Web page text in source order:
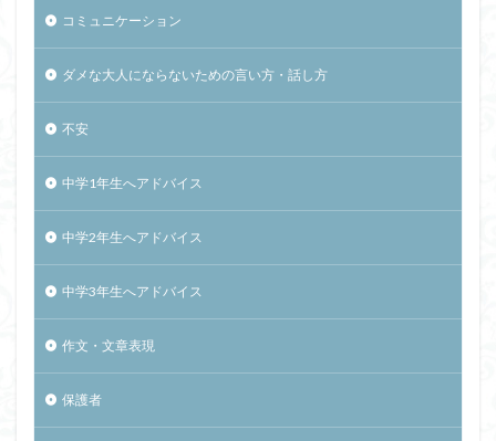
コミュニケーション
ダメな大人にならないための言い方・話し方
不安
中学1年生へアドバイス
中学2年生へアドバイス
中学3年生へアドバイス
作文・文章表現
保護者